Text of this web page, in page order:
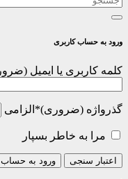
ورود به حساب کاربری
کلمه کاربری یا ایمیل
گذرواژه * الزامی
مرا به خاطر بسپار
اعتبار سنجی ورود به حساب